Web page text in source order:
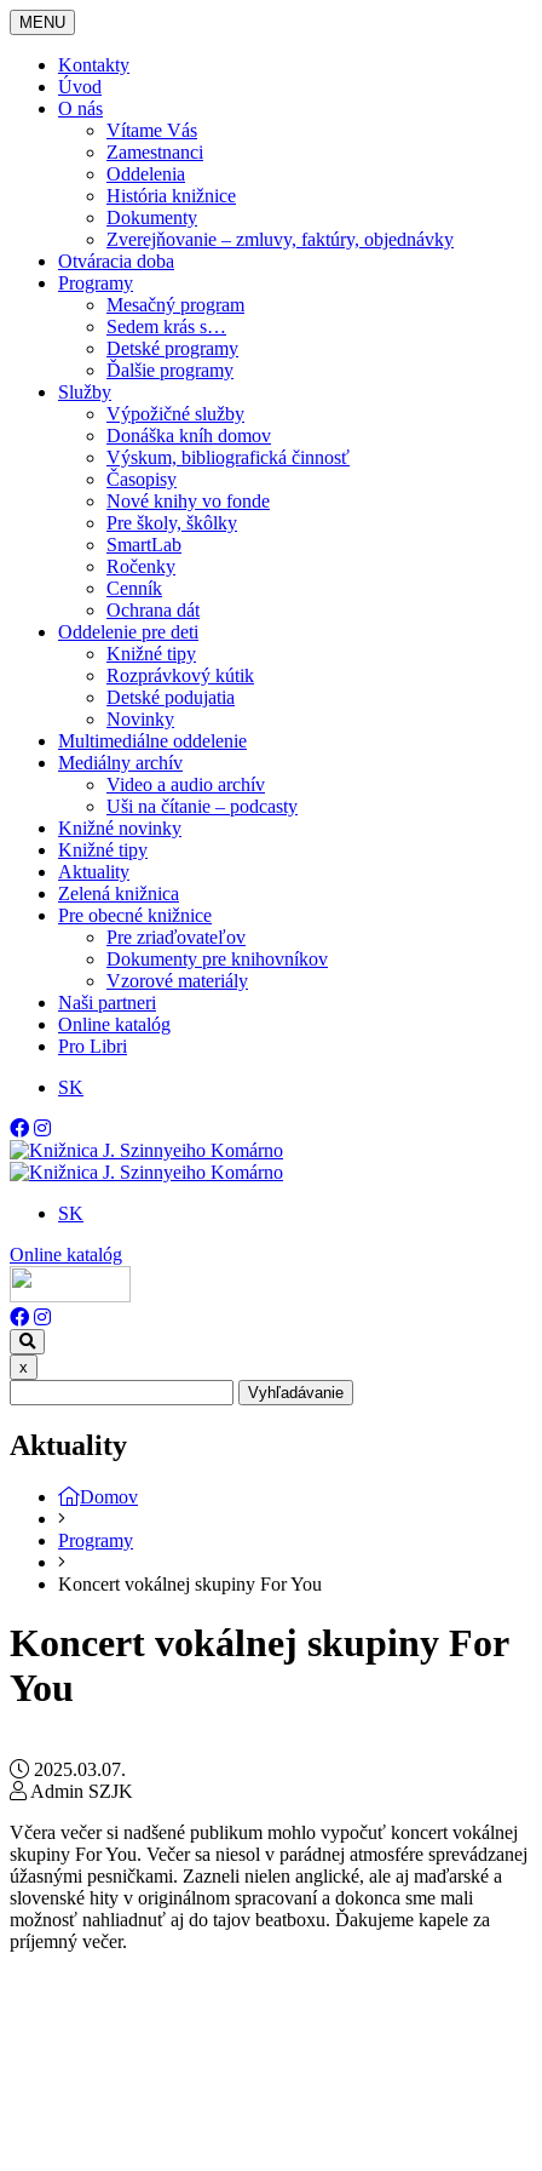
MENU
Kontakty
Úvod
O nás
Vítame Vás
Zamestnanci
Oddelenia
História knižnice
Dokumenty
Zverejňovanie – zmluvy, faktúry, objednávky
Otváracia doba
Programy
Mesačný program
Sedem krás s…
Detské programy
Ďalšie programy
Služby
Výpožičné služby
Donáška kníh domov
Výskum, bibliografická činnosť
Časopisy
Nové knihy vo fonde
Pre školy, škôlky
SmartLab
Ročenky
Cenník
Ochrana dát
Oddelenie pre deti
Knižné tipy
Rozprávkový kútik
Detské podujatia
Novinky
Multimediálne oddelenie
Mediálny archív
Video a audio archív
Uši na čítanie – podcasty
Knižné novinky
Knižné tipy
Aktuality
Zelená knižnica
Pre obecné knižnice
Pre zriaďovateľov
Dokumenty pre knihovníkov
Vzorové materiály
Naši partneri
Online katalóg
Pro Libri
SK
SK
Online katalóg
x
Vyhľadávanie
Aktuality
Domov
Programy
Koncert vokálnej skupiny For You
Koncert vokálnej skupiny For
You
2025.03.07.
Admin SZJK
Včera večer si nadšené publikum mohlo vypočuť koncert vokálnej
skupiny For You. Večer sa niesol v parádnej atmosfére sprevádzanej
úžasnými pesničkami. Zazneli nielen anglické, ale aj maďarské a
slovenské hity v originálnom spracovaní a dokonca sme mali
možnosť nahliadnuť aj do tajov beatboxu. Ďakujeme kapele za
príjemný večer.